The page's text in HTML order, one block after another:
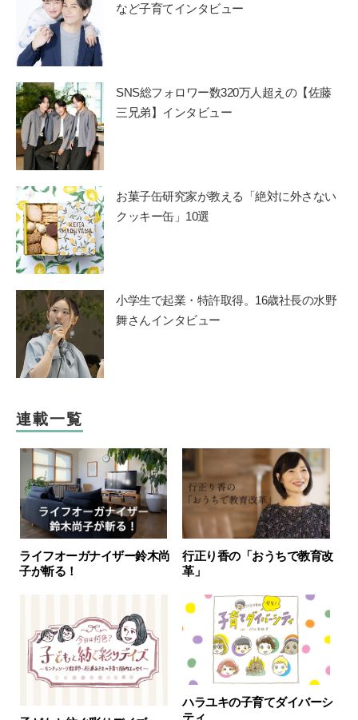
など子育てインタビュー
SNS総フォロワー数320万人超えの【佐藤
三兄弟】インタビュー
お菓子缶研究家が教える「絶対に外さない
クッキー缶」10選
小学生で起業・特許取得。16歳社長の水野
舞さんインタビュー
連載一覧
ライフオーガナイザー鈴木尚
子が斬る！
行正り香の「おうちで教育改
革」
ハラユキの子育てダイバーシ
ティ